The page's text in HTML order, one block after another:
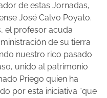
de estas Jornadas,
José Calvo Poyato.
el profesor acuda
de su tierra
nuestro rico pasado
unido al patrimonio
Priego quien ha
por esta iniciativa “que